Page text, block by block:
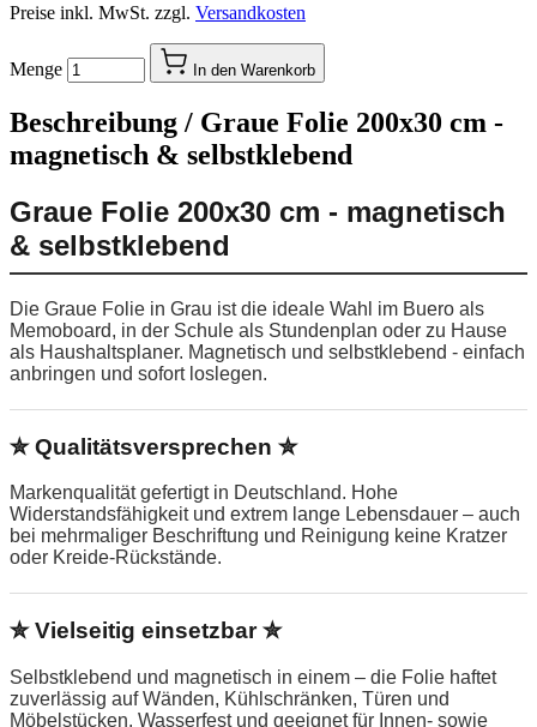
Preise inkl. MwSt. zzgl. Versandkosten
Menge In den Warenkorb
Beschreibung / Graue Folie 200x30 cm -
magnetisch & selbstklebend
Graue Folie 200x30 cm - magnetisch
& selbstklebend
Die Graue Folie in Grau ist die ideale Wahl im Buero als
Memoboard, in der Schule als Stundenplan oder zu Hause
als Haushaltsplaner. Magnetisch und selbstklebend - einfach
anbringen und sofort loslegen.
✮ Qualitätsversprechen ✮
Markenqualität gefertigt in Deutschland. Hohe
Widerstandsfähigkeit und extrem lange Lebensdauer – auch
bei mehrmaliger Beschriftung und Reinigung keine Kratzer
oder Kreide-Rückstände.
✮ Vielseitig einsetzbar ✮
Selbstklebend und magnetisch in einem – die Folie haftet
zuverlässig auf Wänden, Kühlschränken, Türen und
Möbelstücken. Wasserfest und geeignet für Innen- sowie